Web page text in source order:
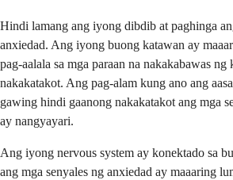
Hindi lamang ang iyong dibdib at paghinga
anxiedad. Ang iyong buong katawan ay
pag-aalala sa mga paraan na nakakabawas
nakakatakot. Ang pag-alam kung ano ang
gawing hindi gaanong nakakatakot ang mga
ay nangyayari.
Ang iyong nervous system ay konektado sa
ang mga senyales ng anxiedad ay maaaring